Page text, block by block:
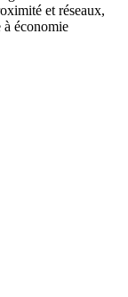
et réseaux,
à économie